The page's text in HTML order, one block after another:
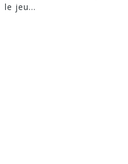
le jeu...